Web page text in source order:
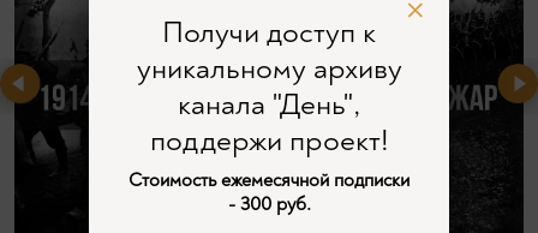
Получи доступ к
уникальному архиву
канала "День",
поддержи проект!
Стоимость ежемесячной подписки
- 300 руб.